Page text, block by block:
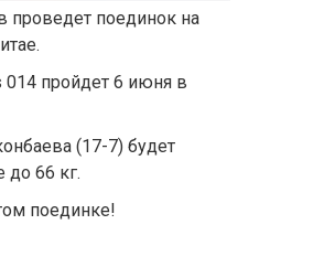
поединок на
014 пройдет 6 июня в
(17-7) будет
до 66 кг.
поединке!